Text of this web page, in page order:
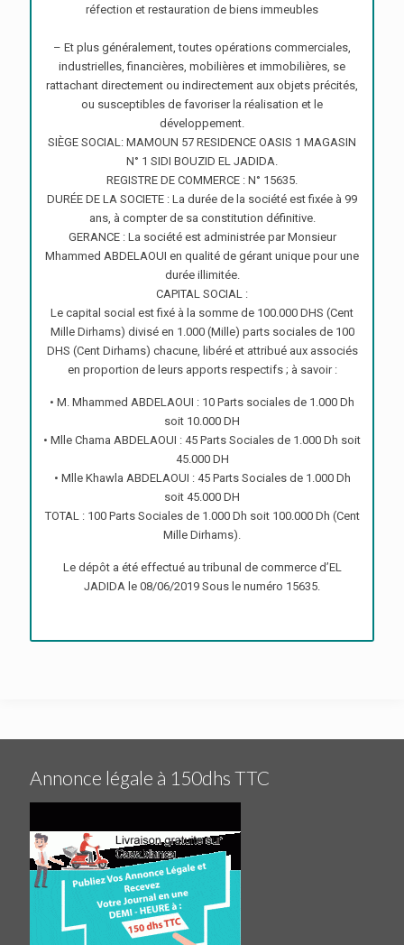
réfection et restauration de biens immeubles
– Et plus généralement, toutes opérations commerciales,
industrielles, financières, mobilières et immobilières, se
rattachant directement ou indirectement aux objets précités,
ou susceptibles de favoriser la réalisation et le
développement.
SIÈGE SOCIAL: MAMOUN 57 RESIDENCE OASIS 1 MAGASIN
N° 1 SIDI BOUZID EL JADIDA.
REGISTRE DE COMMERCE : N° 15635.
DURÉE DE LA SOCIETE : La durée de la société est fixée à 99
ans, à compter de sa constitution définitive.
GERANCE : La société est administrée par Monsieur
Mhammed ABDELAOUI en qualité de gérant unique pour une
durée illimitée.
CAPITAL SOCIAL :
Le capital social est fixé à la somme de 100.000 DHS (Cent
Mille Dirhams) divisé en 1.000 (Mille) parts sociales de 100
DHS (Cent Dirhams) chacune, libéré et attribué aux associés
en proportion de leurs apports respectifs ; à savoir :
• M. Mhammed ABDELAOUI : 10 Parts sociales de 1.000 Dh
soit 10.000 DH
• Mlle Chama ABDELAOUI : 45 Parts Sociales de 1.000 Dh soit
45.000 DH
• Mlle Khawla ABDELAOUI : 45 Parts Sociales de 1.000 Dh
soit 45.000 DH
TOTAL : 100 Parts Sociales de 1.000 Dh soit 100.000 Dh (Cent
Mille Dirhams).
Le dépôt a été effectué au tribunal de commerce d’EL
JADIDA le 08/06/2019 Sous le numéro 15635.
Annonce légale à 150dhs TTC